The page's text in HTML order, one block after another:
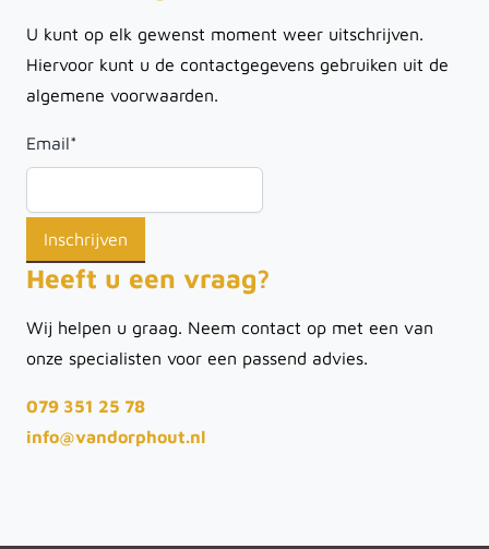
U kunt op elk gewenst moment weer uitschrijven.
Hiervoor kunt u de contactgegevens gebruiken uit de
algemene voorwaarden.
Email*
Heeft u een vraag?
Wij helpen u graag. Neem contact op met een van
onze specialisten voor een passend advies.
079 351 25 78
info@vandorphout.nl